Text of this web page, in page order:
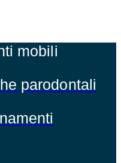
mobili
parodontali